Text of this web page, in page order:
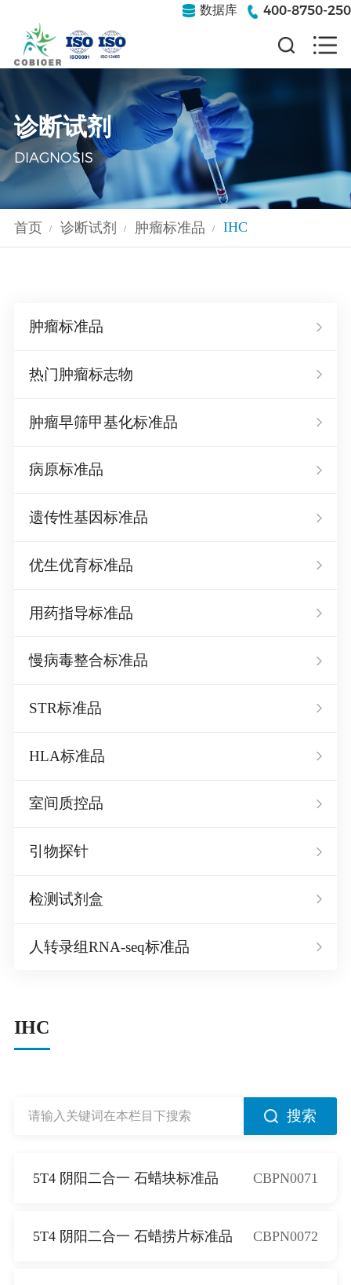
数据库 400-8750-250
诊断试剂
DIAGNOSIS
首页 / 诊断试剂 / 肿瘤标准品 / IHC
肿瘤标准品
热门肿瘤标志物
肿瘤早筛甲基化标准品
病原标准品
遗传性基因标准品
优生优育标准品
用药指导标准品
慢病毒整合标准品
STR标准品
HLA标准品
室间质控品
引物探针
检测试剂盒
人转录组RNA-seq标准品
IHC
搜索
5T4 阴阳二合一 石蜡块标准品 CBPN0071
5T4 阴阳二合一 石蜡捞片标准品 CBPN0072